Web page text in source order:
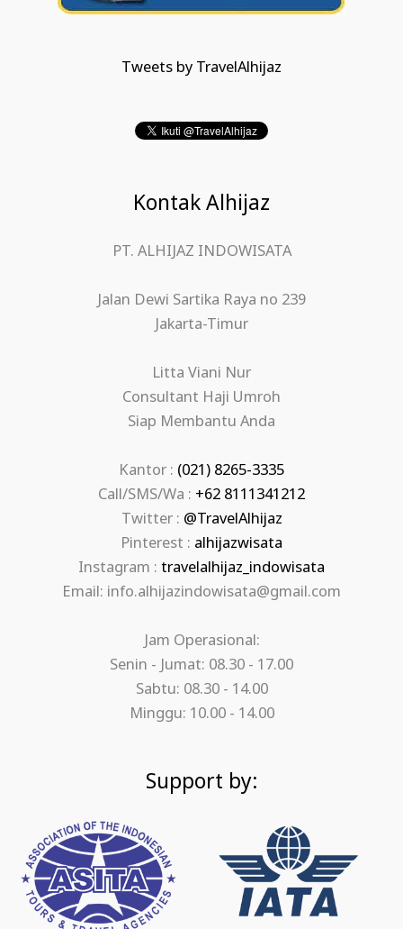
Tweets by TravelAlhijaz
Kontak Alhijaz
PT. ALHIJAZ INDOWISATA
Jalan Dewi Sartika Raya no 239
Jakarta-Timur
Litta Viani Nur
Consultant Haji Umroh
Siap Membantu Anda
Kantor : (021) 8265-3335
Call/SMS/Wa : +62 8111341212
Twitter : @TravelAlhijaz
Pinterest : alhijazwisata
Instagram : travelalhijaz_indowisata
Email: info.alhijazindowisata@gmail.com
Jam Operasional:
Senin - Jumat: 08.30 - 17.00
Sabtu: 08.30 - 14.00
Minggu: 10.00 - 14.00
Support by: